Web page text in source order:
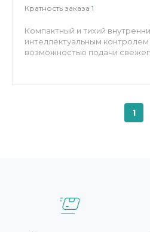
Кратность заказа 1
Компактный и тихий
интеллектуальным контролем
возможностью подачи
1